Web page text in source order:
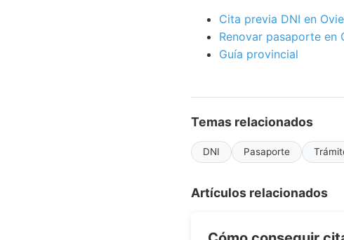
Cita previa DNI en
Renovar pasaporte en
Guía provincial
Temas relacionados
DNI Pasaporte
Artículos relacionados